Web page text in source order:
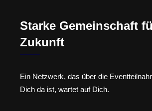
Starke Gemeinschaft
Zukunft
Ein Netzwerk, das über die
Dich da ist, wartet auf Dich.